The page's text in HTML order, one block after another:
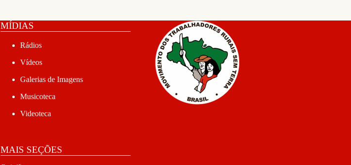
MÍDIAS
Rádios
Vídeos
Galerias de Imagens
Musicoteca
Videoteca
MAIS SEÇÕES